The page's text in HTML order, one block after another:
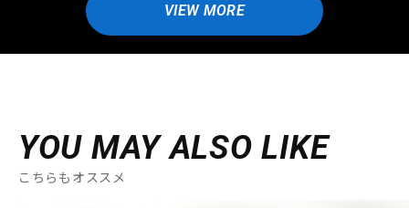
VIEW MORE
YOU MAY ALSO LIKE
こちらもオススメ